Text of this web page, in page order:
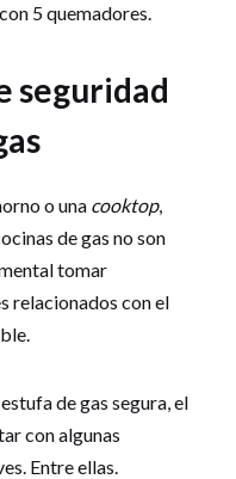
5 quemadores.
seguridad
o una cooktop,
de gas no son
tomar
relacionados con el
de gas segura, el
con algunas
Entre ellas.